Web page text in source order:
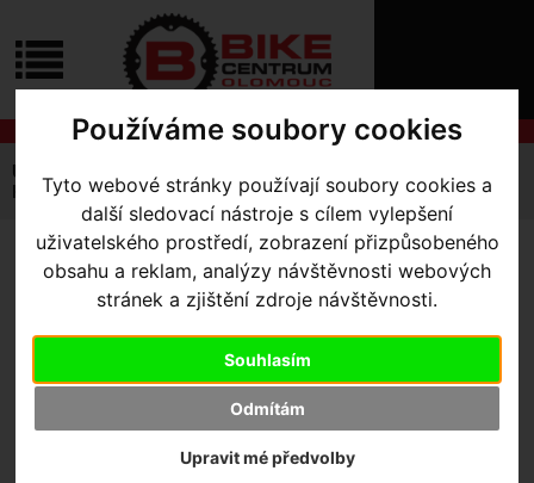
Používáme soubory cookies
Tyto webové stránky používají soubory cookies a
další sledovací nástroje s cílem vylepšení
uživatelského prostředí, zobrazení přizpůsobeného
obsahu a reklam, analýzy návštěvnosti webových
stránek a zjištění zdroje návštěvnosti.
Souhlasím
Odmítám
Upravit mé předvolby
O
NÁSO
NÁKUPU
SLUŽBY
Úvodní strana
Krypto Pedal - CNC Alloy
KRYPTO PEDAL - CNC
ALLOY
09122-3100
Ano, u dodavatele
KONTAKTUJTE NÁS